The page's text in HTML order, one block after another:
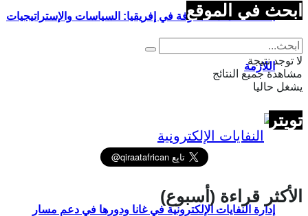
بناء اقتصادات المعرفة في إفريقيا: السياسات والإستراتيجيات
اللازمة
إدارة النفايات الإلكترونية في غانا ودورها في دعم مسار
ابحث في الموقع
لا توجد نتيجة
مشاهدة جميع النتائج
يشغل حاليا
تويتر
الأكثر قراءة (أسبوع)